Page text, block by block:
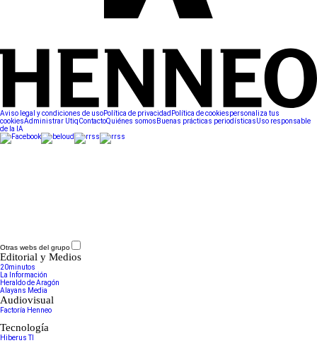
Aviso legal y condiciones de usoPolítica de privacidad Política de cookiespersonaliza tus
cookiesAdministrar UtiqContactoQuiénes somos Buenas prácticas periodísticasUso responsable
de la IA
Otras webs del grupo
Editorial y Medios
20minutos
La Información
Heraldo de Aragón
Alayans Media
Audiovisual
Factoría Henneo
Tecnología
Hiberus TI